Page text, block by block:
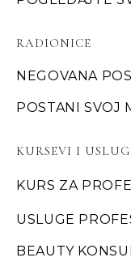
RADIONICE
NEGOVANA
POSTANI SVOJ
KURSEVI I
KURS ZA
USLUGE
BEAUTY